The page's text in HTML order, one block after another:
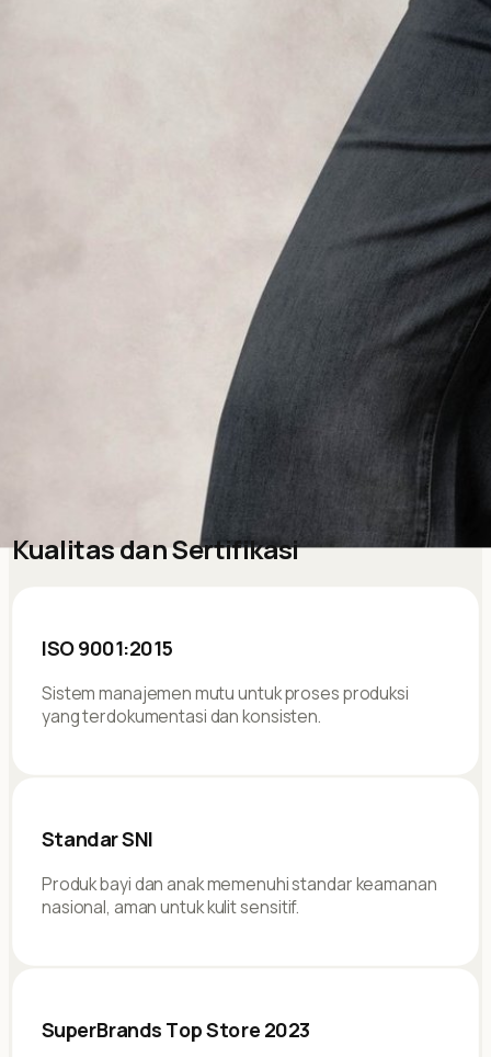
Kualitas dan Sertifikasi
ISO 9001:2015
Sistem manajemen mutu untuk proses produksi
yang terdokumentasi dan konsisten.
Standar SNI
Produk bayi dan anak memenuhi standar keamanan
nasional, aman untuk kulit sensitif.
SuperBrands Top Store 2023